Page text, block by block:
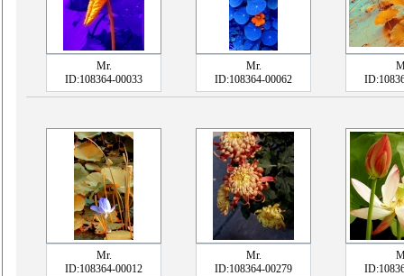
Mr.
ID:108364-00033
Mr.
ID:108364-00062
Mr.
ID:108364-00012
Mr.
ID:108364-00279